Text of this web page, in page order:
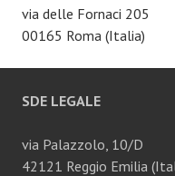
via delle Fornaci 205
00165 Roma (Italia)
SDE LEGALE
via Palazzolo, 10/D
42121 Reggio Emilia